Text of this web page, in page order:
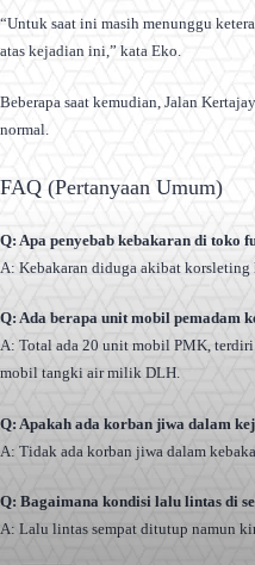
“Untuk saat ini masih menunggu
atas kejadian ini,” kata Eko.
Beberapa saat kemudian, Jalan
normal.
FAQ (Pertanyaan Umum)
Q: Apa penyebab kebakaran di toko
A: Kebakaran diduga akibat korsleting
Q: Ada berapa unit mobil pemadam
A: Total ada 20 unit mobil PMK, terdiri
mobil tangki air milik DLH.
Q: Apakah ada korban jiwa dalam
A: Tidak ada korban jiwa dalam
Q: Bagaimana kondisi lalu lintas di
A: Lalu lintas sempat ditutup namun